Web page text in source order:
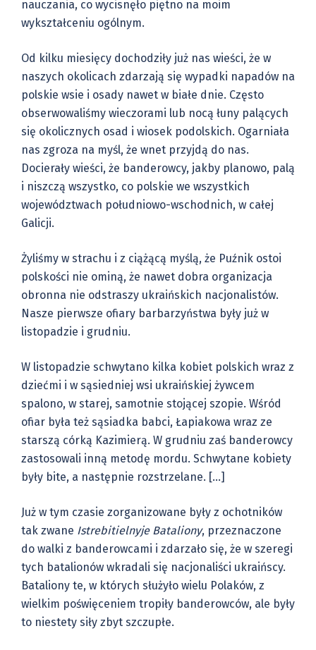
nauczania, co wycisnęło piętno na moim
wykształceniu ogólnym.
Od kilku miesięcy dochodziły już nas wieści, że w
naszych okolicach zdarzają się wypadki napadów na
polskie wsie i osady nawet w białe dnie. Często
obserwowaliśmy wieczorami lub nocą łuny palących
się okolicznych osad i wiosek podolskich. Ogarniała
nas zgroza na myśl, że wnet przyjdą do nas.
Docierały wieści, że banderowcy, jakby planowo, palą
i niszczą wszystko, co polskie we wszystkich
województwach południowo-wschodnich, w całej
Galicji.
Żyliśmy w strachu i z ciążącą myślą, że Puźnik ostoi
polskości nie ominą, że nawet dobra organizacja
obronna nie odstraszy ukraińskich nacjonalistów.
Nasze pierwsze ofiary barbarzyństwa były już w
listopadzie i grudniu.
W listopadzie schwytano kilka kobiet polskich wraz z
dziećmi i w sąsiedniej wsi ukraińskiej żywcem
spalono, w starej, samotnie stojącej szopie. Wśród
ofiar była też sąsiadka babci, Łapiakowa wraz ze
starszą córką Kazimierą. W grudniu zaś banderowcy
zastosowali inną metodę mordu. Schwytane kobiety
były bite, a następnie rozstrzelane. […]
Już w tym czasie zorganizowane były z ochotników
tak zwane Istrebitielnyje Bataliony, przeznaczone
do walki z banderowcami i zdarzało się, że w szeregi
tych batalionów wkradali się nacjonaliści ukraińscy.
Bataliony te, w których służyło wielu Polaków, z
wielkim poświęceniem tropiły banderowców, ale były
to niestety siły zbyt szczupłe.